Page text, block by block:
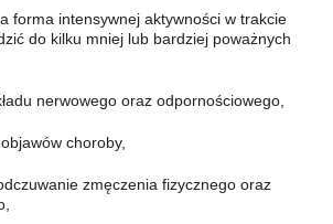
forma intensywnej aktywności w trakcie
do kilku mniej lub bardziej poważnych
nerwowego oraz odpornościowego,
choroby,
zmęczenia fizycznego oraz